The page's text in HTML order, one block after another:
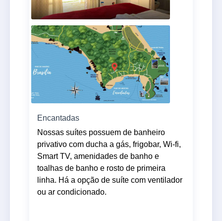
Encantadas
Nossas suítes possuem de banheiro
privativo com ducha a gás, frigobar, Wi-fi,
Smart TV, amenidades de banho e
toalhas de banho e rosto de primeira
linha. Há a opção de suíte com ventilador
ou ar condicionado.